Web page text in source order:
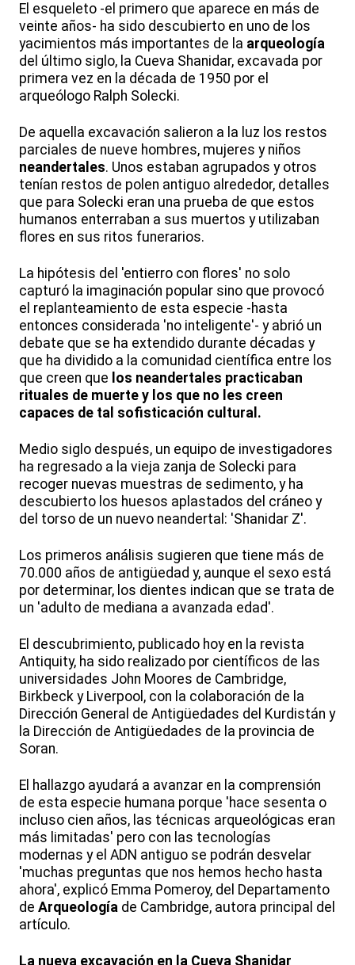
El esqueleto -el primero que aparece en más de
veinte años- ha sido descubierto en uno de los
yacimientos más importantes de la arqueología
del último siglo, la Cueva Shanidar, excavada por
primera vez en la década de 1950 por el
arqueólogo Ralph Solecki.
De aquella excavación salieron a la luz los restos
parciales de nueve hombres, mujeres y niños
neandertales. Unos estaban agrupados y otros
tenían restos de polen antiguo alrededor, detalles
que para Solecki eran una prueba de que estos
humanos enterraban a sus muertos y utilizaban
flores en sus ritos funerarios.
La hipótesis del 'entierro con flores' no solo
capturó la imaginación popular sino que provocó
el replanteamiento de esta especie -hasta
entonces considerada 'no inteligente'- y abrió un
debate que se ha extendido durante décadas y
que ha dividido a la comunidad científica entre los
que creen que los neandertales practicaban
rituales de muerte y los que no les creen
capaces de tal sofisticación cultural.
Medio siglo después, un equipo de investigadores
ha regresado a la vieja zanja de Solecki para
recoger nuevas muestras de sedimento, y ha
descubierto los huesos aplastados del cráneo y
del torso de un nuevo neandertal: 'Shanidar Z'.
Los primeros análisis sugieren que tiene más de
70.000 años de antigüedad y, aunque el sexo está
por determinar, los dientes indican que se trata de
un 'adulto de mediana a avanzada edad'.
El descubrimiento, publicado hoy en la revista
Antiquity, ha sido realizado por científicos de las
universidades John Moores de Cambridge,
Birkbeck y Liverpool, con la colaboración de la
Dirección General de Antigüedades del Kurdistán y
la Dirección de Antigüedades de la provincia de
Soran.
El hallazgo ayudará a avanzar en la comprensión
de esta especie humana porque 'hace sesenta o
incluso cien años, las técnicas arqueológicas eran
más limitadas' pero con las tecnologías
modernas y el ADN antiguo se podrán desvelar
'muchas preguntas que nos hemos hecho hasta
ahora', explicó Emma Pomeroy, del Departamento
de Arqueología de Cambridge, autora principal del
artículo.
La nueva excavación en la Cueva Shanidar